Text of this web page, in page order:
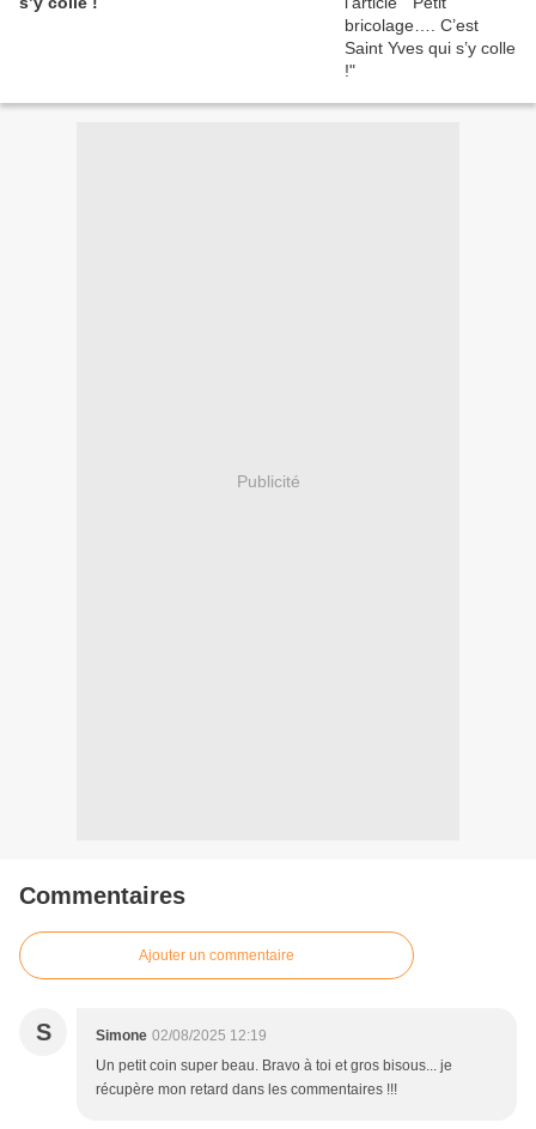
Publicité
Commentaires
Ajouter un commentaire
S Simone 02/08/2025 12:19
Un petit coin super beau. Bravo à toi et gros bisous... je
récupère mon retard dans les commentaires !!!